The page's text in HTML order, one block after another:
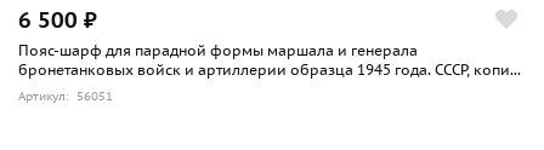
6 500 ₽
Пояс-шарф для парадной формы маршала и генерала
бронетанковых войск и артиллерии образца 1945 года. СССР, копи...
Артикул: 56051